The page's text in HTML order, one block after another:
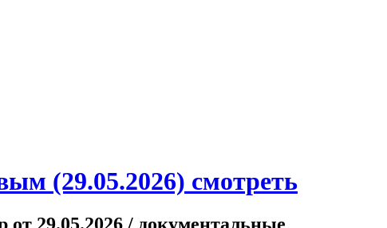
(29.05.2026) смотреть